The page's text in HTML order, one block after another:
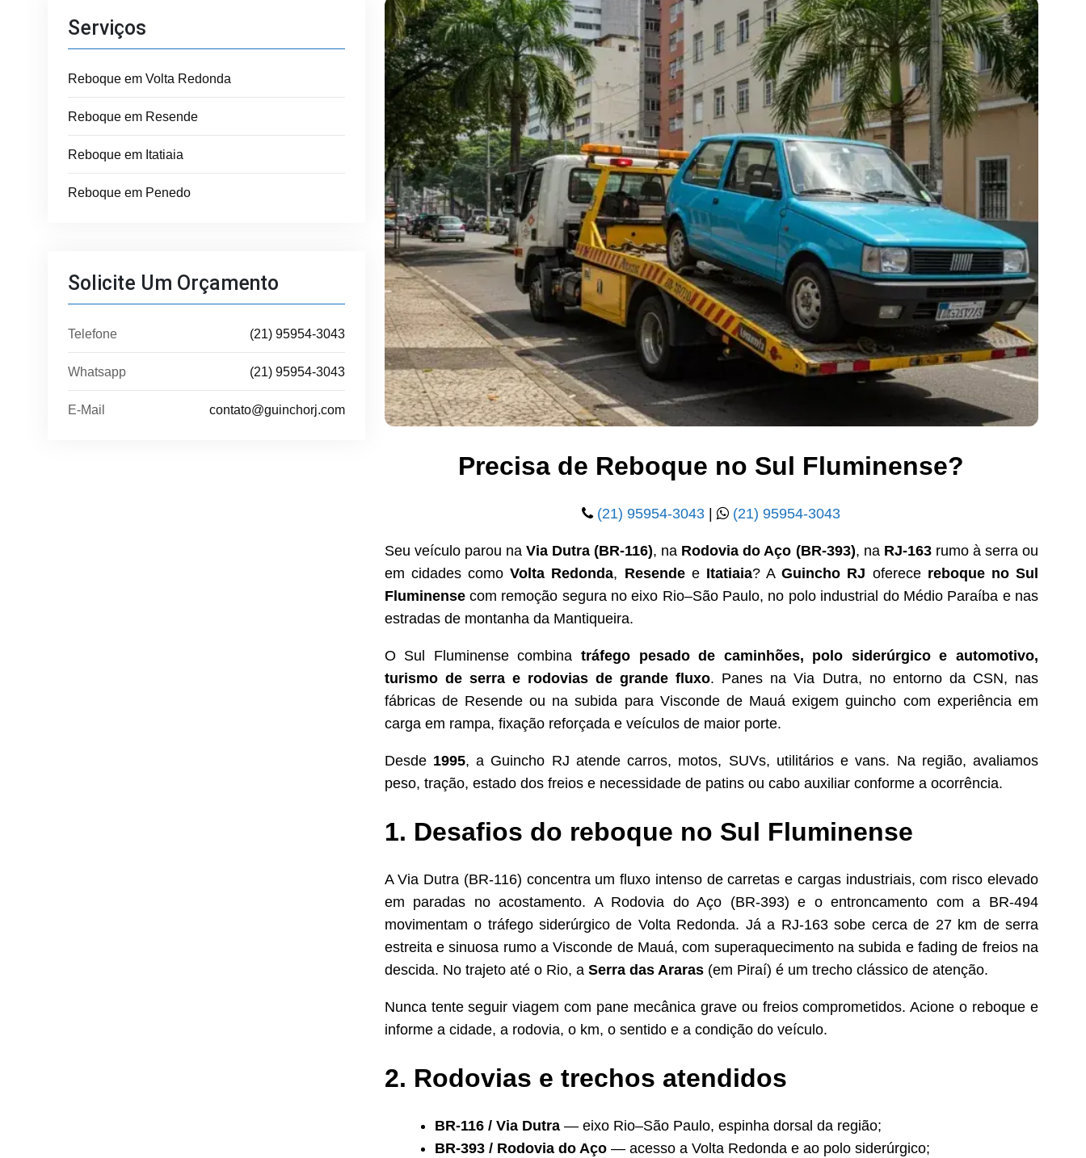
Serviços
Reboque em Volta Redonda
Reboque em Resende
Reboque em Itatiaia
Reboque em Penedo
Solicite Um Orçamento
Telefone (21) 95954-3043
Whatsapp (21) 95954-3043
E-Mail contato@guinchorj.com
Precisa de Reboque no Sul Fluminense?
(21) 95954-3043 | (21) 95954-3043
Seu veículo parou na Via Dutra (BR-116), na Rodovia do Aço (BR-393), na RJ-163rumo à serra ou
em cidades comoVolta Redonda, Resendee Itatiaia? AGuincho RJ oferece reboque no Sul
Fluminensecom remoção segura no eixo Rio–São Paulo, no polo industrial do Médio Paraíba e nas
estradas de montanha da Mantiqueira.
O Sul Fluminense combina tráfego pesado de caminhões, polo siderúrgico e automotivo,
turismo de serra e rodovias de grande fluxo. Panes na Via Dutra, no entorno da CSN, nas
fábricas de Resende ou na subida para Visconde de Mauá exigem guincho com experiência em
carga em rampa, fixação reforçada e veículos de maior porte.
Desde 1995, a Guincho RJ atende carros, motos, SUVs, utilitários e vans. Na região, avaliamos
peso, tração, estado dos freios e necessidade de patins ou cabo auxiliar conforme a ocorrência.
1. Desafios do reboque no Sul Fluminense
A Via Dutra (BR-116) concentra um fluxo intenso de carretas e cargas industriais, com risco elevado
em paradas no acostamento. A Rodovia do Aço (BR-393) e o entroncamento com a BR-494
movimentam o tráfego siderúrgico de Volta Redonda. Já a RJ-163 sobe cerca de 27 km de serra
estreita e sinuosa rumo a Visconde de Mauá, com superaquecimento na subida e fading de freios na
descida. No trajeto até o Rio, a Serra das Araras(em Piraí) é um trecho clássico de atenção.
Nunca tente seguir viagem com pane mecânica grave ou freios comprometidos. Acione o reboque e
informe a cidade, a rodovia, o km, o sentido e a condição do veículo.
2. Rodovias e trechos atendidos
BR-116 / Via Dutra— eixo Rio–São Paulo, espinha dorsal da região;
BR-393 / Rodovia do Aço— acesso a Volta Redonda e ao polo siderúrgico;